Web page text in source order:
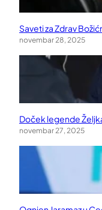
Saveti za Zdrav
novembar 28, 2025
Doček legende
novembar 27, 2025